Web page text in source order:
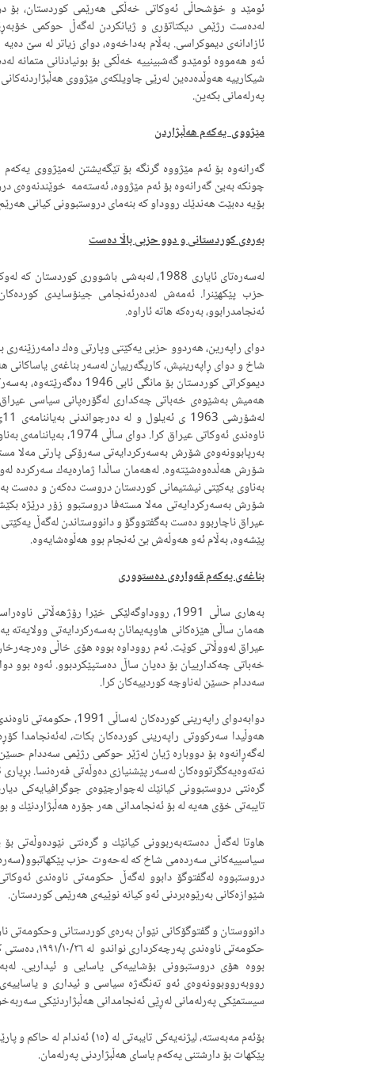
ئومێد و خۆشحاڵی ئه‌وكاتی خه‌ڵكی هه‌رێمی كوردستان، بۆ
له‌ده‌ست رژێمی دیكتاتۆری و ژیانكردن له‌گه‌ڵ حوكمی
ئازادانه‌ی دیموكراسی. به‌ڵام به‌داخه‌وه‌، دوای زیاتر له‌ سێ
ئه‌و هه‌مووه‌ ئومێدو گه‌شبینییه‌ خه‌ڵكی بۆ بونیادنانی
شیكارییه‌ هه‌وڵده‌ده‌ین له‌رێی چاویلكه‌ی مێژووی
په‌رله‌مانی بكه‌ین.
مێژووی یه‌كه‌م هه‌ڵبژاردن
گه‌رانه‌وه‌ بۆ ئه‌م مێژووه‌ گرنگه‌ بۆ تێگه‌یشتن له‌مێژووی
چونكه‌ به‌بێ گه‌رانه‌وه‌ بۆ ئه‌م مێژووه‌، ئه‌سته‌مه‌
بۆیه‌ ده‌بێت هه‌ندێك رووداو كه‌ بنه‌مای دروستبوونی كیانی
به‌ره‌ی كوردستانی و دوو حزبی باڵا ده‌ست
حزب پێكهێنرا. ئه‌مه‌ش له‌ده‌رئه‌نجامی جینۆسایدی
ئه‌نجامدرابوو، به‌ره‌كه‌ هاته‌ ئاراوه‌.
دوای راپه‌رین، هه‌ردوو حزبی یه‌كێتی وپارتی وه‌ك
شاخ و دوای ڕاپه‌رینیش، كاریگه‌رییان له‌سه‌ر بناغه‌ی
دیموكراتی كوردستان بۆ
هه‌میش به‌شێوه‌ی خه‌باتی چه‌كداری له‌گۆره‌پانی سیاسی
شۆرش هه‌ڵده‌وه‌شێته‌وه‌. له‌هه‌مان ساڵدا ژماره‌یه‌ك سه‌ركرده‌
به‌ناوی یه‌كێتی نیشتیمانی كوردستان دروست ده‌كه‌ن و ده‌ست
عیراق ناچاربوو ده‌ست به‌گفتووگۆ و دانووستاندن له‌گه‌ڵ
پێشه‌وه‌، به‌ڵام ئه‌و هه‌وڵه‌ش بێ ئه‌نجام بوو هه‌ڵوه‌شایه‌وه‌.
بناغه‌ی یه‌كه‌م قه‌واره‌ی ده‌ستووری
به‌هاری ساڵی 1991، رووداوگه‌لێكی خێرا
هه‌مان ساڵی هێزه‌كانی هاوپه‌یمانان به‌سه‌ركردایه‌تی وولایه‌ته‌
عیراق له‌ووڵاتی كوێت. ئه‌م رووداوه‌ بووه‌ هۆی خاڵی
سه‌ددام حسێن له‌ناوچه‌ كوردییه‌كان كرا.
دوابه‌دوای راپه‌رینی
هه‌وڵیدا سه‌ركووتی راپه‌رینی كورده‌كان بكات، له‌ئه‌نجامدا
گره‌نتی دروستبوونی كیانێك له‌چوارچێوه‌ی جوگرافیایه‌كی
تایبه‌تی خۆی هه‌یه‌ له‌ بۆ ئه‌نجامدانی هه‌ر جۆره‌ هه‌ڵبژاردنێك و
هاوتا له‌گه‌ڵ ده‌سته‌به‌ربوونی كیانێك و گره‌نتی نێوده‌وڵه‌تی
سیاسییه‌كانی سه‌رده‌می شاخ كه‌ له‌حه‌وت حزب
دروستبووه‌ له‌گفتوگۆ دابوو له‌گه‌ڵ حكومه‌تی ناوه‌ندی
شێوازه‌كانی به‌رێوه‌بردنی ئه‌و كیانه‌ نوێیه‌ی هه‌رێمی كوردستان.
دانووستان و گفتوگۆكانی نێوان به‌ره‌ى كوردستانى
حكومه‌تی
بووه‌ هۆی دروستبوونی بۆشاییه‌كى یاسایى و ئیداریى.
رووبه‌رووبوونه‌وه‌ى ئه‌و ته‌نگه‌ژه‌ سیاسى و ئیدارى و
سیستمێكى په‌رله‌مانى له‌ڕێى ئه‌نجامدانى هه‌ڵبژاردنێكى
بۆئه‌م مه‌به‌سته‌، لیژنه‌یه‌كى
پێكهات بۆ دارشتنی یه‌كه‌م یاسای هه‌ڵبژاردنی په‌رله‌مان.